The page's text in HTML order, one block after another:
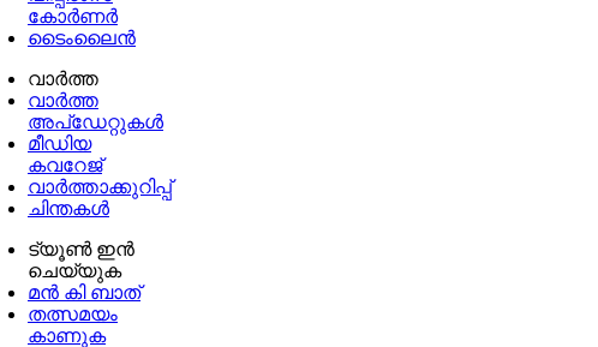
കോർണർ
ടൈംലൈൻ
വാർത്ത
വാർത്ത
അപ്ഡേറ്റുകൾ
മീഡിയ
കവറേജ്
വാർത്താക്കുറിപ്പ്
ചിന്തകൾ
ട്യൂൺ ഇൻ
ചെയ്യുക
മൻ കി ബാത്
തത്സമയം
കാണുക